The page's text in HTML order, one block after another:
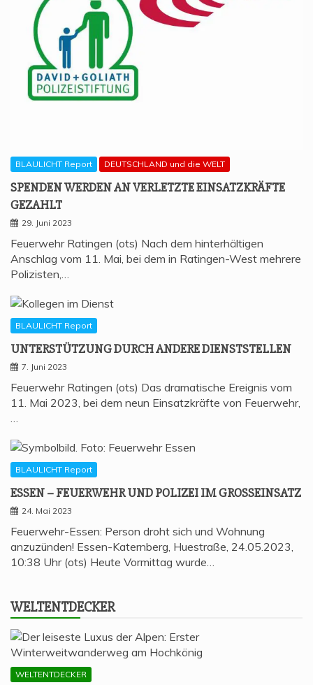
BLAULICHT Report DEUTSCHLAND und die WELT
SPEN­DEN WER­DEN AN VER­LETZ­TE EIN­SATZ­KRÄF­TE
GEZAHLT
29. Juni 2023
Feuerwehr Ratingen (ots) Nach dem hinterhältigen
Anschlag vom 11. Mai, bei dem in Ratingen-West mehrere
Polizisten,…
BLAULICHT Report
UNTER­STÜT­ZUNG DURCH ANDE­RE DIENSTSTELLEN
7. Juni 2023
Feuerwehr Ratingen (ots) Das dramatische Ereignis vom
11. Mai 2023, bei dem neun Einsatzkräfte von Feuerwehr,
BLAULICHT Report
ESSEN – FEU­ER­WEHR UND POLI­ZEI IM GROSSEINSATZ
24. Mai 2023
Feuerwehr-Essen: Person droht sich und Wohnung
anzuzünden! Essen-Katernberg, Huestraße, 24.05.2023,
10:38 Uhr (ots) Heute Vormittag wurde…
WELT­ENT­DE­CKER
WELTENTDECKER